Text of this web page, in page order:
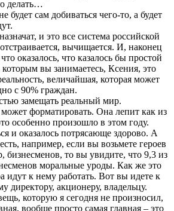
делать…
сам добиваться чего-то, а будет
и это все система российской
вычищается. И, наконец
оказалось, что казалось бы простой
которым вы занимаетесь, Ксения, это
величайшая, которая может
с 90% граждан.
замещать реальный мир.
форматировать. Она лепит как из
особенно произошло в этом году.
и оказалось потрясающе здорово. А
например, если вы возьмете героев
бизнесменов, то вы увидите, что 9,3 из
моральные уроды. Как же это
идут к нему работать. Вот вы идете к
директору, акционеру, владельцу.
которую я сегодня не произносил,
вообще просто самая главная – это